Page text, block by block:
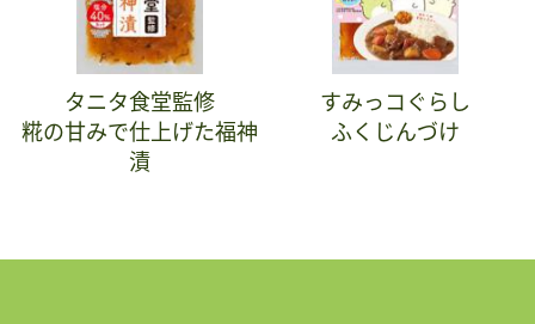
タニタ食堂監修
糀の甘みで仕上げた福神
漬
すみっコぐらし
ふくじんづけ